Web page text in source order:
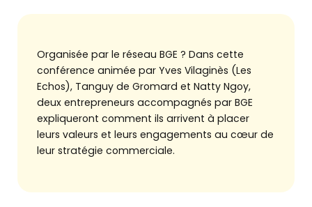
Organisée par le réseau BGE ? Dans cette
conférence animée par Yves Vilaginès (Les
Echos), Tanguy de Gromard et Natty Ngoy,
deux entrepreneurs accompagnés par BGE
expliqueront comment ils arrivent à placer
leurs valeurs et leurs engagements au cœur de
leur stratégie commerciale.